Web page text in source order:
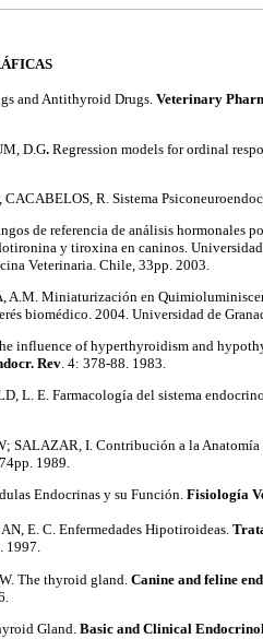
and Antithyroid Drugs. Veterinary
D.G. Regression models for ordinal
R. Sistema
de referencia de análisis hormonales
y tiroxina en caninos.
Veterinaria. Chile, 33pp. 2003.
A.M. Miniaturización en
biomédico. 2004. Universidad de
influence of hyperthyroidism and
Rev. 4: 378-88. 1983.
L. E. Farmacología del sistema
SALAZAR, I. Contribución a la
1989.
Endocrinas y su Función. Fisiología
E. C. Enfermedades Hipotiroideas.
1997.
The thyroid gland. Canine and feline
Gland. Basic and Clinical